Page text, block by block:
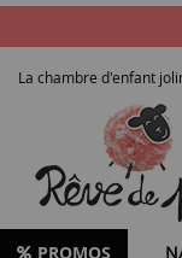
La chambre d'enfant
PROMOS